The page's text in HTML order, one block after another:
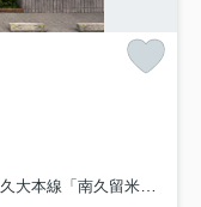
久大本線「南久留米」駅 徒歩28分